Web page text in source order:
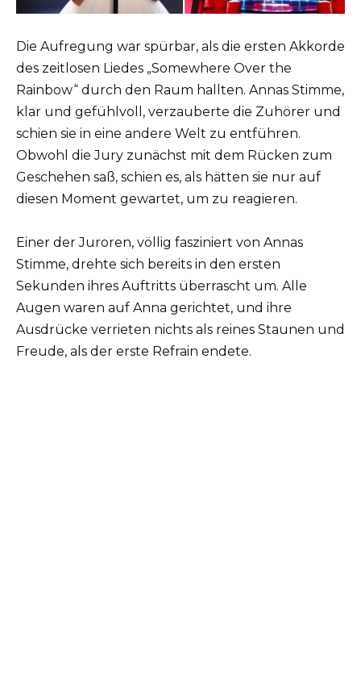
Die Aufregung war spürbar, als die ersten Akkorde
des zeitlosen Liedes „Somewhere Over the
Rainbow“ durch den Raum hallten. Annas Stimme,
klar und gefühlvoll, verzauberte die Zuhörer und
schien sie in eine andere Welt zu entführen.
Obwohl die Jury zunächst mit dem Rücken zum
Geschehen saß, schien es, als hätten sie nur auf
diesen Moment gewartet, um zu reagieren.
Einer der Juroren, völlig fasziniert von Annas
Stimme, drehte sich bereits in den ersten
Sekunden ihres Auftritts überrascht um. Alle
Augen waren auf Anna gerichtet, und ihre
Ausdrücke verrieten nichts als reines Staunen und
Freude, als der erste Refrain endete.